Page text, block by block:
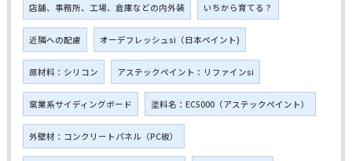
店舗、事務所、工場、倉庫などの内外装 いちから育てる？
近隣への配慮 オーデフレッシュsi（日本ペイント)
原材料：シリコン アステックペイント：リファインsi
窯業系サイディングボード 塗料名：EC5000（アステックペイント）
外壁材：コンクリートパネル（PC板）